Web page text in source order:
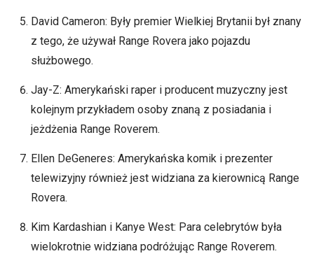
David Cameron: Były premier Wielkiej Brytanii był znany
z tego, że używał Range Rovera jako pojazdu
służbowego.
Jay-Z: Amerykański raper i producent muzyczny jest
kolejnym przykładem osoby znaną z posiadania i
jeżdżenia Range Roverem.
Ellen DeGeneres: Amerykańska komik i prezenter
telewizyjny również jest widziana za kierownicą Range
Rovera.
Kim Kardashian i Kanye West: Para celebrytów była
wielokrotnie widziana podróżując Range Roverem.